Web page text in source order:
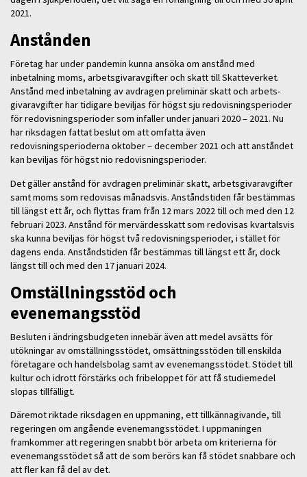
2021.
Anstånden
Företag har under pandemin kunna ansöka om anstånd med
inbetalning moms, arbetsgivaravgifter och skatt till Skatteverket.
Anstånd med inbetalning av avdragen preliminär skatt och arbets­
givaravgifter har tidigare beviljas för högst sju redovisningsperioder
för redovisningsperioder som infaller under januari 2020 – 2021. Nu
har riksdagen fattat beslut om att omfatta även
redovisningsperioderna oktober – december 2021 och att anståndet
kan beviljas för högst nio redovisningsperioder.
Det gäller anstånd för avdragen preliminär skatt, arbetsgivaravgifter
samt moms som redovisas månadsvis. Anståndstiden får bestämmas
till längst ett år, och flyttas fram från 12 mars 2022 till och med den 12
februari 2023. Anstånd för mervärdesskatt som redovisas kvartalsvis
ska kunna bevil­jas för högst två redovisningsperioder, i stället för
dagens enda. Anståndstiden får bestämmas till längst ett år, dock
längst till och med den 17 januari 2024.
Omställningsstöd och
evenemangsstöd
Besluten i ändringsbudgeten innebär även att medel avsätts för
utökningar av omställningsstödet, omsättningsstöden till enskilda
företagare och handelsbolag samt av evenemangsstödet. Stödet till
kultur och idrott förstärks och fribeloppet för att få studiemedel
slopas tillfälligt.
Däremot riktade riksdagen en uppmaning, ett tillkännagivande, till
regeringen om angående evenemangsstödet. I uppmaningen
framkommer att regeringen snabbt bör arbeta om kriterierna för
evenemangsstödet så att de som berörs kan få stödet snabbare och
att fler kan få del av det.